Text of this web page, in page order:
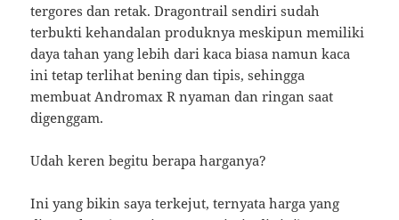
tergores dan retak. Dragontrail sendiri sudah
terbukti kehandalan produknya meskipun memiliki
daya tahan yang lebih dari kaca biasa namun kaca
ini tetap terlihat bening dan tipis, sehingga
membuat Andromax R nyaman dan ringan saat
digenggam.
Udah keren begitu berapa harganya?
Ini yang bikin saya terkejut, ternyata harga yang